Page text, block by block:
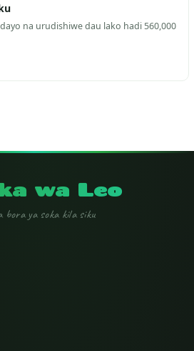
na urudishiwe dau lako hadi 560,000
wa Leo
bora ya soka kila siku